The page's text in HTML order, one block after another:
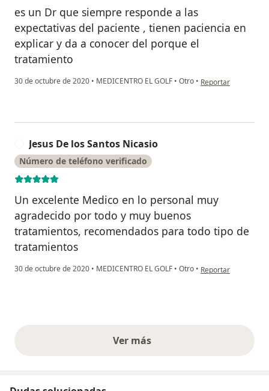
es un Dr que siempre responde a las
expectativas del paciente , tienen paciencia en
explicar y da a conocer del porque el
tratamiento
30 de octubre de 2020 • MEDICENTRO EL GOLF • Otro • en opinión del
Reportar
Jesus De los Santos Nicasio
Número de teléfono verificado
Un excelente Medico en lo personal muy
agradecido por todo y muy buenos
tratamientos, recomendados para todo tipo de
tratamientos
30 de octubre de 2020 • MEDICENTRO EL GOLF • Otro • en opinión del
Reportar
Ver másopiniones anteriores